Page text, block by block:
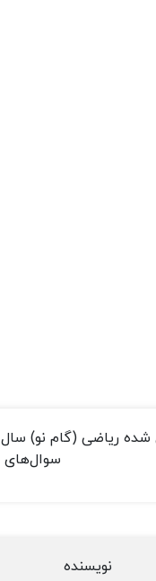
شده ریاضی (گام نو)
سوال‌های
نویسنده